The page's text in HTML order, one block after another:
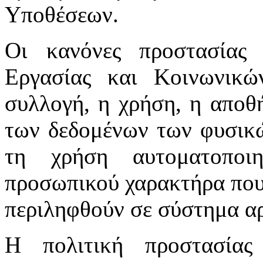
Υποθέσεων.
Οι κανόνες
Εργασίας και
συλλογή, η χρήση, η
των δεδομένων των
τη χρήση
προσωπικού χαρακτήρα
περιληφθούν σε σύστημα
Η πολιτική